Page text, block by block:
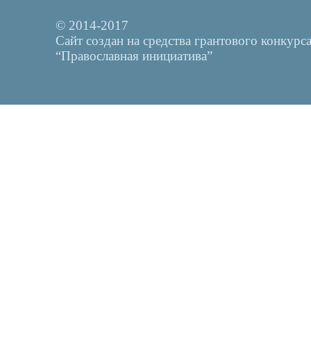
© 2014-2017
Сайт создан на средства грантового конкурса
“Православная инициатива”